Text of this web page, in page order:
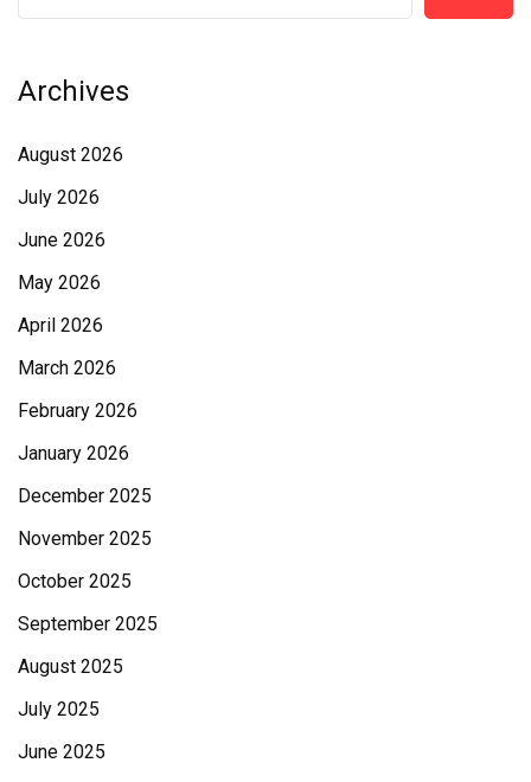
Archives
August 2026
July 2026
June 2026
May 2026
April 2026
March 2026
February 2026
January 2026
December 2025
November 2025
October 2025
September 2025
August 2025
July 2025
June 2025